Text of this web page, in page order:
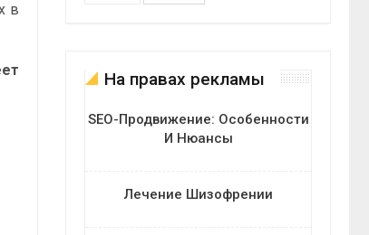
в
На правах рекламы
SEO-Продвижение: Особенности
И Нюансы
Лечение Шизофрении